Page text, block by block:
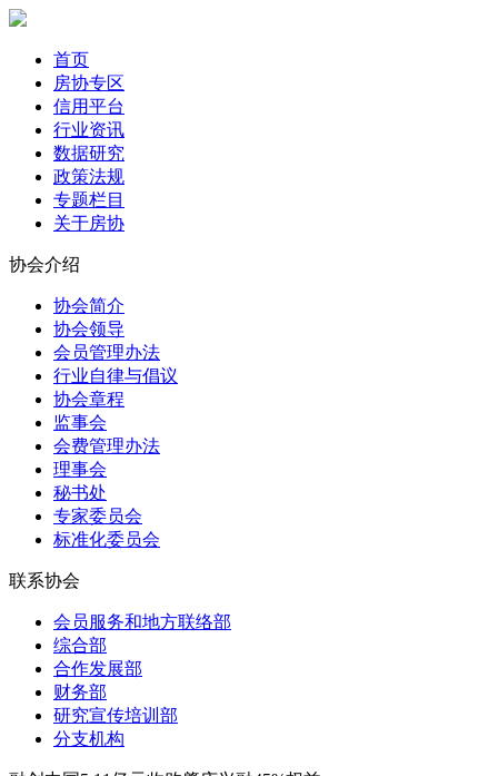
首页
房协专区
信用平台
行业资讯
数据研究
政策法规
专题栏目
关于房协
协会介绍
协会简介
协会领导
会员管理办法
行业自律与倡议
协会章程
监事会
会费管理办法
理事会
秘书处
专家委员会
标准化委员会
联系协会
会员服务和地方联络部
综合部
合作发展部
财务部
研究宣传培训部
分支机构